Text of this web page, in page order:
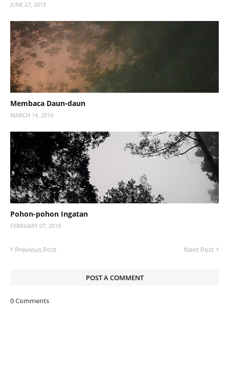
JUNE 27, 2019
Membaca Daun-daun
MARCH 14, 2019
Pohon-pohon Ingatan
FEBRUARY 07, 2019
Previous Post Next Post
POST A COMMENT
0 Comments